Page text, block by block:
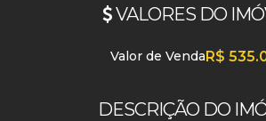
VALORES DO
R$
Valor de Venda
DESCRIÇÃO DO